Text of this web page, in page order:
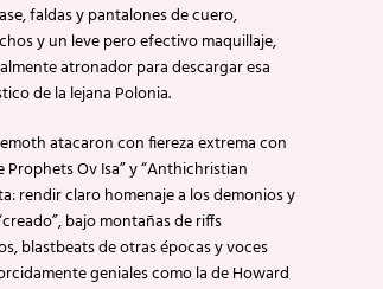
faldas y pantalones de cuero,
y un leve pero efectivo maquillaje,
atronador para descargar esa
de la lejana Polonia.
atacaron con fiereza extrema con
Prophets Ov Isa” y “Anthichristian
rendir claro homenaje a los demonios y
bajo montañas de riffs
blastbeats de otras épocas y voces
geniales como la de Howard